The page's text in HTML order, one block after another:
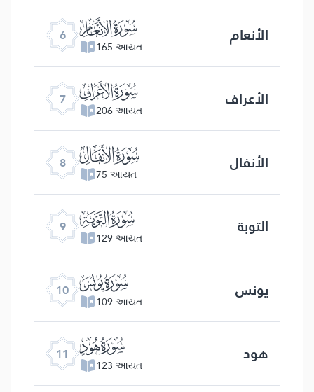
6 ﮒ
165 આયત الأنعام
7 ﮓ
206 આયત الأعراف
8 ﮔ
75 આયત الأنفال
9 ﮕ
129 આયત التوبة
10 ﮖ
109 આયત یونس
11 ﮗ
123 આયત هود